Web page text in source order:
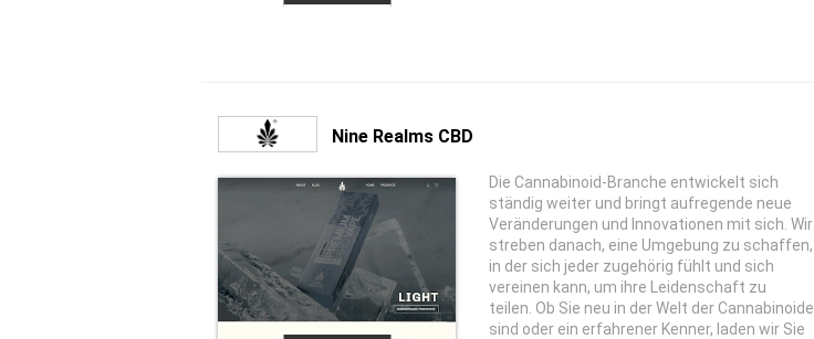
Nine Realms CBD
Die Cannabinoid-Branche entwickelt sich
ständig weiter und bringt aufregende neue
Veränderungen und Innovationen mit sich. Wir
streben danach, eine Umgebung zu schaffen,
in der sich jeder zugehörig fühlt und sich
vereinen kann, um ihre Leidenschaft zu
teilen. Ob Sie neu in der Welt der Cannabinoide
sind oder ein erfahrener Kenner, laden wir Sie